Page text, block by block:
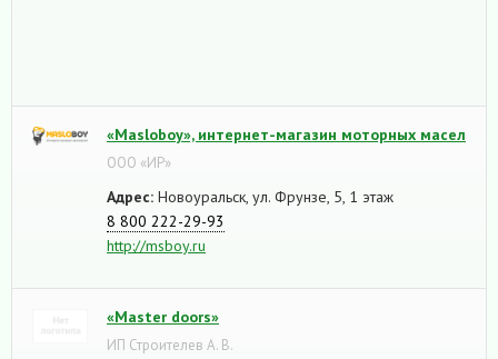
«Masloboy», интернет-магазин моторных масел
ООО «ИР»
Адрес: Новоуральск, ул. Фрунзе, 5, 1 этаж
8 800 222-29-93
http://msboy.ru
«Master doors»
ИП Строителев А. В.